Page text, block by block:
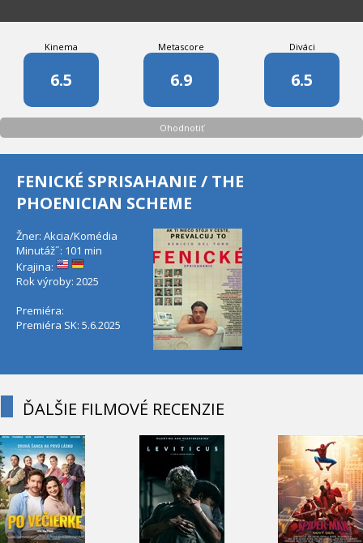
Kinema
6.5
Metascore
6.9
Diváci
6.5
Ohodnotiť
FENICKÉ SPRISAHANIE / THE
PHOENICIAN SCHEME
Žner: Akcia/Komédia
Minutáž˝: 101 min
Krajina:
Rok výroby: 2025
Premiéra:
Premiéra SK: 5.6.2025
ĎALŠIE FILMOVÉ RECENZIE